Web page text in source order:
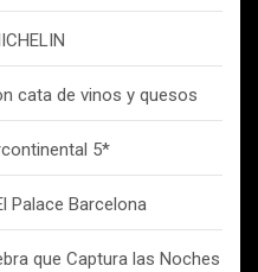
cata de vinos y quesos
5*
Palace Barcelona
que Captura las Noches